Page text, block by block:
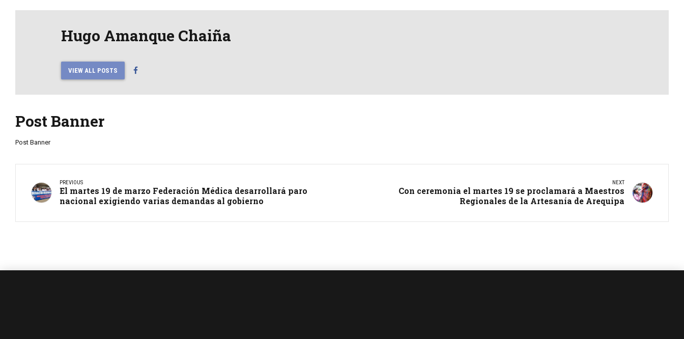
Hugo Amanque Chaiña
VIEW ALL POSTS
Post Banner
Post Banner
PREVIOUS
El martes 19 de marzo Federación Médica desarrollará paro
nacional exigiendo varias demandas al gobierno
NEXT
Con ceremonia el martes 19 se proclamará a Maestros
Regionales de la Artesanía de Arequipa